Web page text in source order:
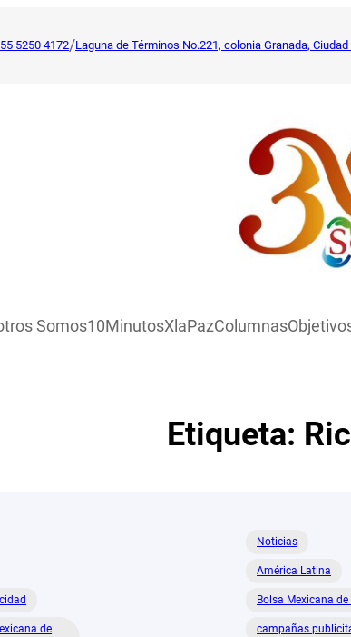
5250 4172/Laguna de Términos No.221, colonia Granada, Ciudad
Somos10MinutosXlaPazColumnas
Etiqueta:
de
Noticias
América Latina
Bolsa Mexicana
campañas